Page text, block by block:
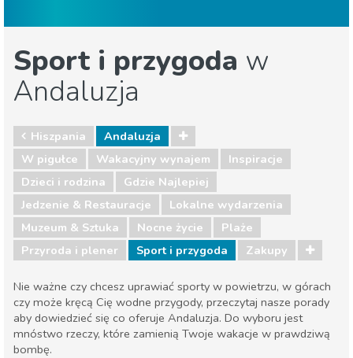
Sport i przygoda w
Andaluzja
Hiszpania
Andaluzja
W pigułce
Wakacyjny wynajem
Inspiracje
Dzieci i rodzina
Gdzie Najlepiej
Jedzenie & Restauracje
Lokalne wydarzenia
Muzeum & Sztuka
Nocne życie
Plaże
Przyroda i plener
Sport i przygoda Zakupy
Nie ważne czy chcesz uprawiać sporty w powietrzu, w górach
czy może kręcą Cię wodne przygody, przeczytaj nasze porady
aby dowiedzieć się co oferuje Andaluzja. Do wyboru jest
mnóstwo rzeczy, które zamienią Twoje wakacje w prawdziwą
bombę.